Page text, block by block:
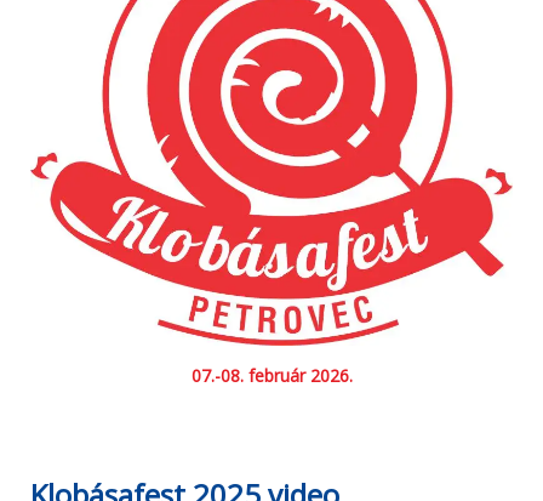
07.-08. február 2026.